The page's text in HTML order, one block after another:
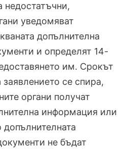
недостатъчни,
уведомяват
допълнителна
и определят 14-
им. Срокът
се спира,
органи получат
информация или
не бъдат